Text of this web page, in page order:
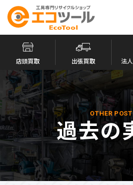
店頭買取 出張買取 法
OTHER POST
過去の